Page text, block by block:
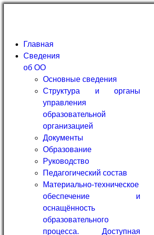
Главная
Сведения
об ОО
Основные сведения
Структура и органы
управления
образовательной
организацией
Документы
Образование
Руководство
Педагогический состав
Материально-техническое
обеспечение и
оснащённость
образовательного